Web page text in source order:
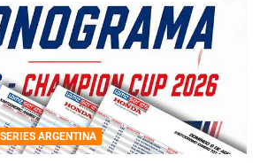
ARGENTINA